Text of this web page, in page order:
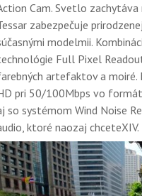
Cam. Svetlo
zabezpečuje
modelmii.
Full Pixel
artefaktov a
pri 50/100Mbps vo
so systémom Wind Noise
ktoré naozaj chceteXIV.